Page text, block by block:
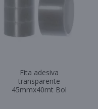
Fita adesiva
transparente
45mmx40mt Bol